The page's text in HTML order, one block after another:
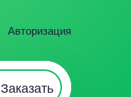
Авторизация
Заказать